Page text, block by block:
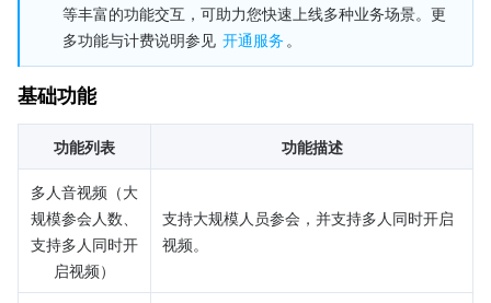
等丰富的功能交互，可助力您快速上线多种业务场景。更
多功能与计费说明参见 开通服务 。
基础功能
功能列表 功能描述
多人音视频（大
规模参会人数、
支持多人同时开
启视频）
支持大规模人员参会，并支持多人同时开启
视频。